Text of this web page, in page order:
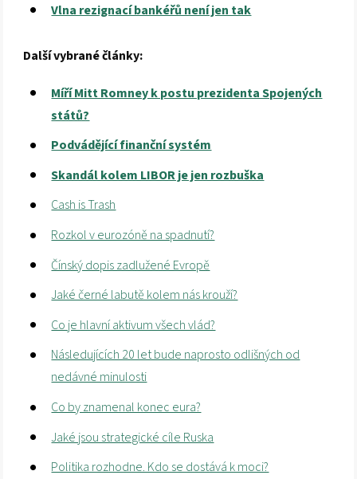
Vlna rezignací bankéřů není jen tak
Další vybrané články:
Míří Mitt Romney k postu prezidenta Spojených
států?
Podvádějící finanční systém
Skandál kolem LIBOR je jen rozbuška
Cash is Trash
Rozkol v eurozóně na spadnutí?
Čínský dopis zadlužené Evropě
Jaké černé labutě kolem nás krouží?
Co je hlavní aktivum všech vlád?
Následujících 20 let bude naprosto odlišných od
nedávné minulosti
Co by znamenal konec eura?
Jaké jsou strategické cíle Ruska
Politika rozhodne. Kdo se dostává k moci?